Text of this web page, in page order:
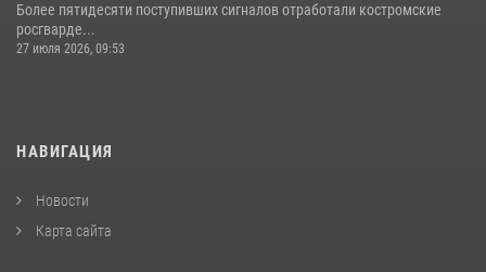
Более пятидесяти поступивших сигналов отработали костромские
росгварде...
27 июля 2026, 09:53
НАВИГАЦИЯ
Новости
Карта сайта